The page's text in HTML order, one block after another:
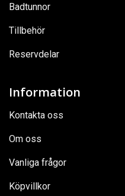
Badtunnor
Tillbehör
Reservdelar
Information
Kontakta oss
Om oss
Vanliga frågor
Köpvillkor